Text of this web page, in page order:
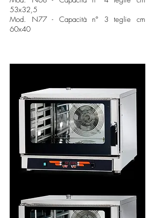
53x32,5
Mod. N77 - Capacità n° 3 teglie cm
60x40